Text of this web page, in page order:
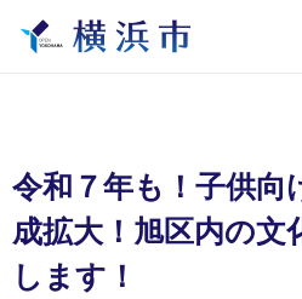
令和７年も！子供向
成拡大！旭区内の文
します！